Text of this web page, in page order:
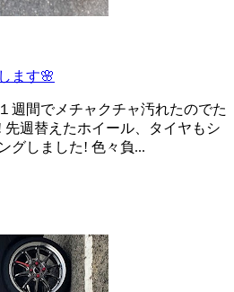
ます🌸
週間でメチャクチャ汚れたのでた
先週替えたホイール、タイヤもシ
グしました! 色々負...